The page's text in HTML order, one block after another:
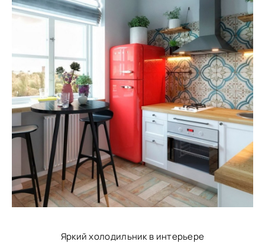
Яркий холодильник в интерьере